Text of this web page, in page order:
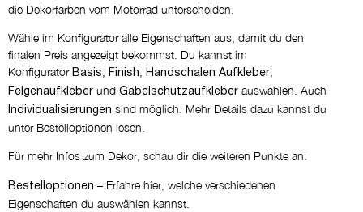
die Dekorfarben vom Motorrad unterscheiden.
Wähle im Konfigurator alle Eigenschaften aus, damit du den
finalen Preis angezeigt bekommst. Du kannst im
Konfigurator Basis Finish Handschalen Aufkleber
Felgenaufkleber und Gabelschutzaufkleber auswählen. Auch
Individualisierungen sind möglich. Mehr Details dazu kannst du
unter Bestelloptionen lesen.
Für mehr Infos zum Dekor, schau dir die weiteren Punkte an:
Bestelloptionen – Erfahre hier, welche verschiedenen
Eigenschaften du auswählen kannst.